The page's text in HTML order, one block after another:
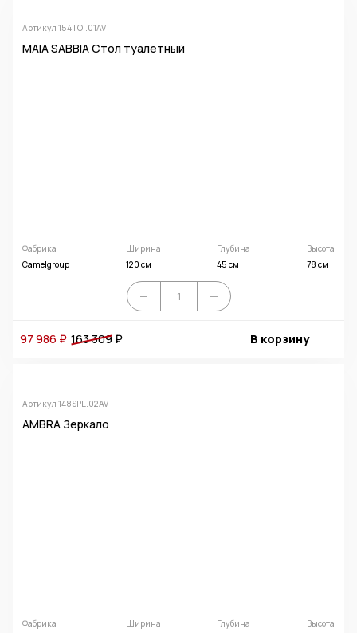
Артикул 154TOI.01AV
MAIA SABBIA Стол туалетный
Фабрика
Camelgroup
Ширина
120 см
Глубина
45 см
Высота
78 см
97 986 ₽ 163 309₽ В корзину
Артикул 148SPE.02AV
AMBRA Зеркало
Фабрика
Ширина
Глубина
Высота